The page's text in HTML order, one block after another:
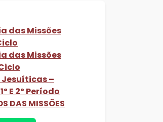
das Missões
das Missões
Jesuíticas –
E 2º Período
DAS MISSÕES